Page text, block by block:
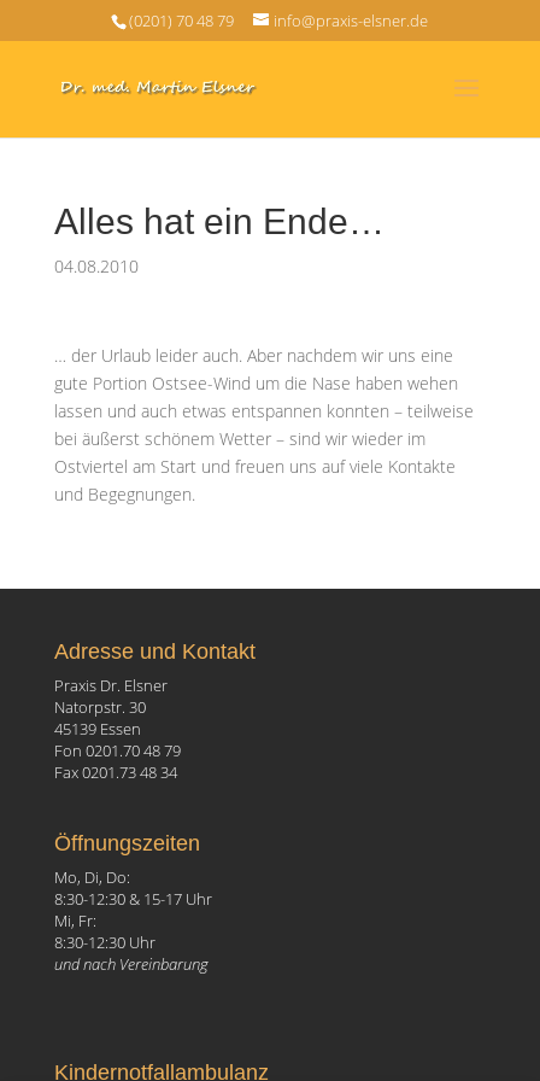
(0201) 70 48 79 info@praxis-elsner.de
Alles hat ein Ende…
04.08.2010
… der Urlaub leider auch. Aber nachdem wir uns eine
gute Portion Ostsee-Wind um die Nase haben wehen
lassen und auch etwas entspannen konnten – teilweise
bei äußerst schönem Wetter – sind wir wieder im
Ostviertel am Start und freuen uns auf viele Kontakte
und Begegnungen.
Adresse und Kontakt
Praxis Dr. Elsner
Natorpstr. 30
45139 Essen
Fon 0201.70 48 79
Fax 0201.73 48 34
Öffnungszeiten
Mo, Di, Do:
8:30-12:30 & 15-17 Uhr
Mi, Fr:
8:30-12:30 Uhr
und nach Vereinbarung
Kindernotfallambulanz